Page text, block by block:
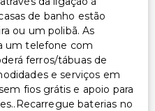
de banho estão
ou um polibã. As
um telefone com
ferros/tábuas de
e serviços em
fios grátis e apoio para
baterias no